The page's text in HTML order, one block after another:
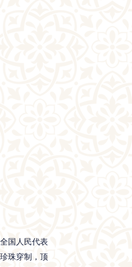
国人民代表
珠穿制，顶